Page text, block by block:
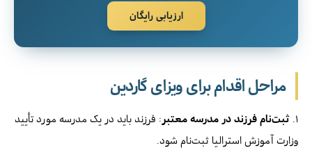
ارزیابی رایگان
مراحل اقدام برای ویزای گاردین
۱. ثبت‌نام فرزند در مدرسه معتبر : فرزند باید در یک مدرسه مورد تأیید
وزارت آموزش استرالیا ثبت‌نام شود.